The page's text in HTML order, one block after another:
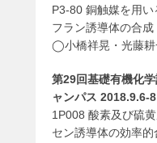
P3-80 銅触媒を用
フラン誘導体の合成
◯小橋祥晃・光藤耕
第29回基礎有機化
ャンパス 2018.9.6-8
1P008 酸素及び硫
セン誘導体の効率